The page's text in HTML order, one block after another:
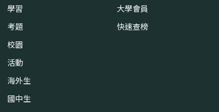
學習
考題
校園
活動
海外生
國中生
大學會員
快速查榜